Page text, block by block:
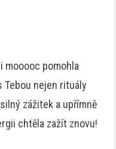
mooooc pomohla
Tebou nejen rituály
zážitek a upřímně
chtěla zažít znovu!